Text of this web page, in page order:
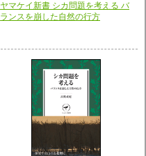
ヤマケイ新書 シカ問題を考える バ
ランスを崩した自然の行方